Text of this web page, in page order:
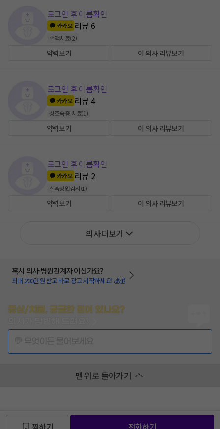
로그인 후 이름확인
카카오 리뷰6
수액치료(2)
약력보기 이 의사 리뷰보기
로그인 후 이름확인
카카오 리뷰4
성조숙증 치료(1)
약력보기 이 의사 리뷰보기
로그인 후 이름확인
카카오 리뷰 2
신속항원검사(1 )
약력보기 이 의사 리뷰보기
의사 더보기
혹시 의사·병원관계자 이신가요?
최대 200만원 받고 바로 광고 시작하세요! 💰💰
증상/치료, 궁금한 점이 있나요?
맨 위로 돌아가기
찜하기 전화하기